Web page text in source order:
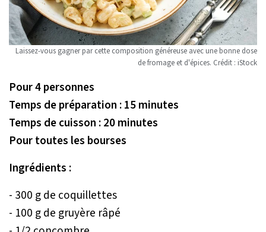
Laissez-vous gagner par cette composition généreuse avec une bonne dose
de fromage et d'épices. Crédit : iStock
Pour 4 personnes
Temps de préparation : 15 minutes
Temps de cuisson : 20 minutes
Pour toutes les bourses
Ingrédients :
- 300 g de coquillettes
- 100 g de gruyère râpé